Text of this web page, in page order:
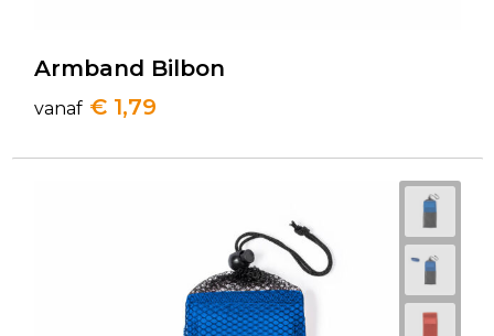
Armband Bilbon
vanaf € 1,79